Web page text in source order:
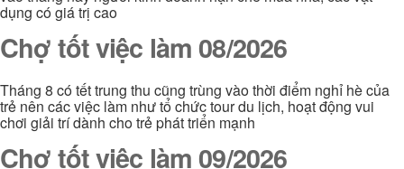
dụng có giá trị cao
Chợ tốt việc làm 08/2026
Tháng 8 có tết trung thu cũng trùng vào thời điểm nghỉ hè của
trẻ nên các việc làm như tổ chức tour du lịch, hoạt động vui
chơi giải trí dành cho trẻ phát triển mạnh
Chợ tốt việc làm 09/2026